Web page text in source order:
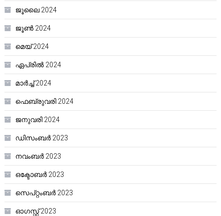
ജൂലൈ 2024
ജൂൺ 2024
മെയ്‌ 2024
ഏപ്രിൽ 2024
മാർച്ച്‌ 2024
ഫെബ്രുവരി 2024
ജനുവരി 2024
ഡിസംബർ 2023
നവംബർ 2023
ഒക്ടോബർ 2023
സെപ്റ്റംബർ 2023
ഓഗസ്റ്റ്‌ 2023